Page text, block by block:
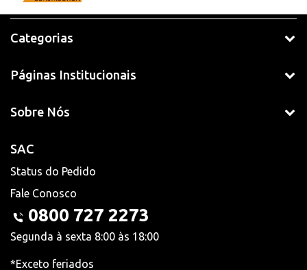
Categorias
Páginas Institucionais
Sobre Nós
SAC
Status do Pedido
Fale Conosco
0800 727 2273
Segunda à sexta 8:00 às 18:00
*Exceto feriados